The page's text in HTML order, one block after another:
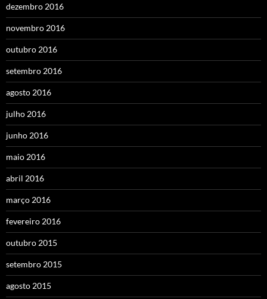
dezembro 2016
novembro 2016
outubro 2016
setembro 2016
agosto 2016
julho 2016
junho 2016
maio 2016
abril 2016
março 2016
fevereiro 2016
outubro 2015
setembro 2015
agosto 2015